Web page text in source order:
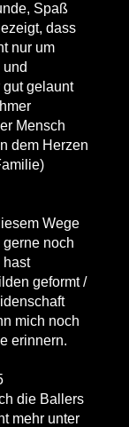
Spaß
dass
nur um
gut gelaunt
Mensch
dem Herzen
Wege
noch
hast
geformt /
mich noch
erinnern.
die Ballers
mehr unter